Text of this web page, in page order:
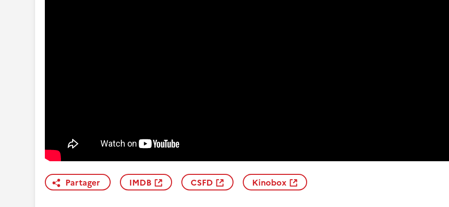
Partager IMDB CSFD Kinobox